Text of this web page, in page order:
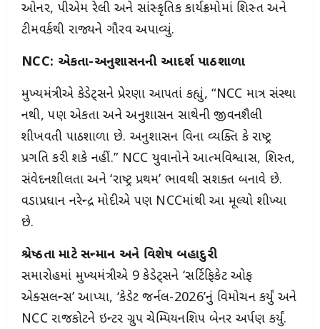
ઓનર, પીએમ રેલી અને સાંસ્કૃતિક કાર્યક્રમોમાં શિસ્ત અને
ટીમવર્કથી રાજ્યને ગૌરવ અપાવ્યું.
NCC: એકતા-અનુશાસનની આદર્શ પાઠશાળા
મુખ્યમંત્રીએ કેડેટ્સને પ્રેરણા આપતાં કહ્યું, “NCC માત્ર સંસ્થા
નથી, પણ એકતા અને અનુશાસન સાથેની જીવનશૈલી
શીખવતી પાઠશાળા છે. અનુશાસન વિના વ્યક્તિ કે રાષ્ટ્ર
પ્રગતિ કરી શકે નહીં.” NCC યુવાનોને આત્મવિશ્વાસ, શિસ્ત,
સંવેદનશીલતા અને ‘રાષ્ટ્ર પ્રથમ’ ભાવથી સશક્ત બનાવે છે.
વડાપ્રધાન નરેન્દ્ર મોદીએ પણ NCCમાંથી આ મૂલ્યો શીખ્યા
છે.
શ્રેષ્ઠતા માટે સન્માન અને વિશેષ બહાદુરી
સમારોહમાં મુખ્યમંત્રીએ 9 કેડેટ્સને ‘સર્ટિફિકેટ ઓફ
એક્સલન્સ’ આપ્યા, ‘કેડેટ જર્નલ-2026’નું વિમોચન કર્યું અને
NCC રાજકોટને ઇન્ટર ગ્રુપ ચેમ્પિયનશિપ બેનર અર્પણ કર્યું.